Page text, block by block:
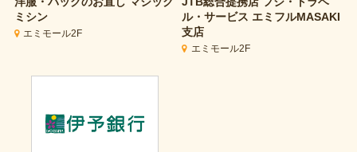
ミシン
エミモール2F
ル・サービス エミフルMASAKI
支店
エミモール2F